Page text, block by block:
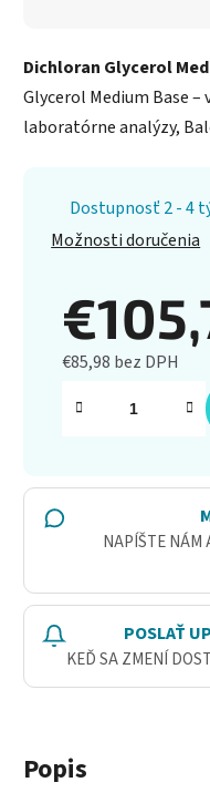
Dichloran Glycerol
Glycerol Medium Base
laboratórne analýzy,
Dostupnosť 2 - 4
Možnosti doručenia
€85,98 bez DPH
Jednotková cena:
NAPÍŠTE NÁM
POSLAŤ
KEĎ SA ZMENÍ
Popis